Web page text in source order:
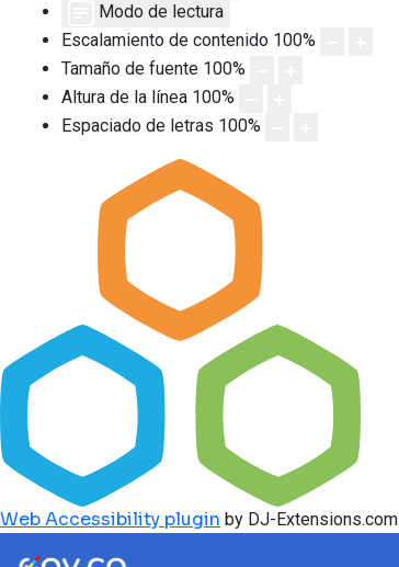
Modo de lectura
Escalamiento de contenido 100%
Tamaño de fuente 100%
Altura de la línea 100%
Espaciado de letras 100%
Web Accessibility plugin by DJ-Extensions.com